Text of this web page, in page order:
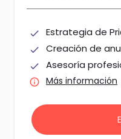
done Estrategia de
done Creación de
done Asesoría
info Más información